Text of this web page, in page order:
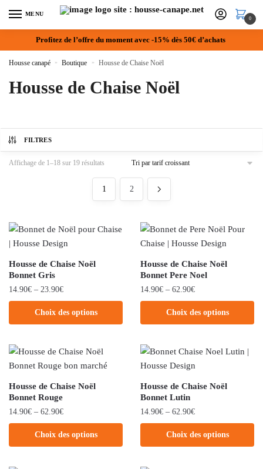
MENU
0
Profitez de l’offre du moment avec -15% dès 50€ d’achats
Housse canapé » Boutique » Housse de Chaise Noël
Housse de Chaise Noël
FILTRES
Affichage de 1–18 sur 19 résultats
1 2
Housse de Chaise Noël
Bonnet Gris
14.90€ – 23.90€
Choix des options
Housse de Chaise Noël
Bonnet Pere Noel
14.90€ – 62.90€
Choix des options
Housse de Chaise Noël
Bonnet Rouge
14.90€ – 62.90€
Choix des options
Housse de Chaise Noël
Bonnet Lutin
14.90€ – 62.90€
Choix des options